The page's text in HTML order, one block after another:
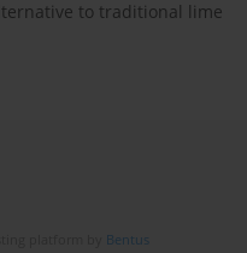
to traditional lime
Bentus